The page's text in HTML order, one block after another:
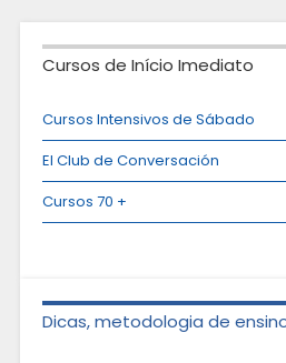
Cursos de Início Imediato
Cursos Intensivos de Sábado
El Club de Conversación
Cursos 70 +
Dicas, metodologia de